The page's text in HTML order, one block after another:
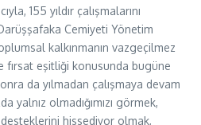
155 yıldır çalışmalarını
Cemiyeti Yönetim
kalkınmanın vazgeçilmez
fırsat eşitliği konusunda bugüne
da yılmadan çalışmaya devam
yalnız olmadığımızı görmek,
desteklerini hissediyor olmak,